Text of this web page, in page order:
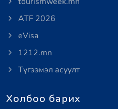
ATF 2026
eVisa
1212.mn
Түгээмэл асуулт
Холбоо барих